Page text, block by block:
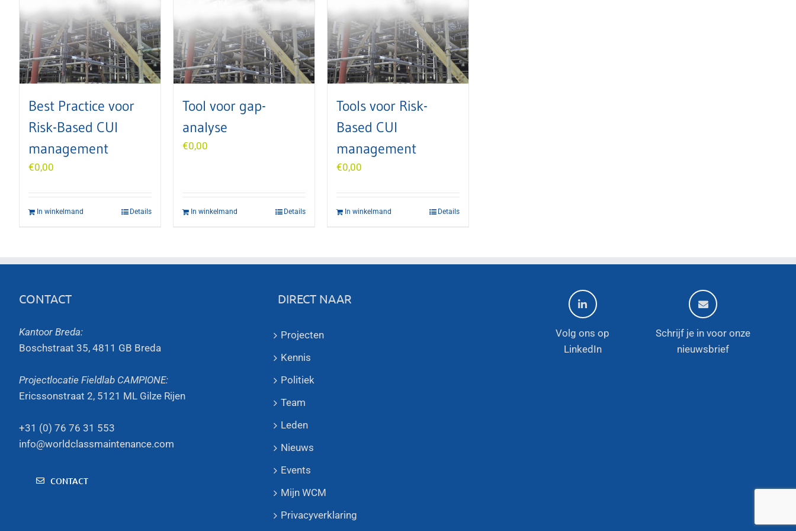
Best Practice voor
Risk-Based CUI
management
€0,00
In winkelmand Details
Tool voor gap-
analyse
€0,00
In winkelmand Details
Tools voor Risk-
Based CUI
management
€0,00
In winkelmand Details
CONTACT
Kantoor Breda:
Boschstraat 35, 4811 GB Breda
Projectlocatie Fieldlab CAMPIONE:
Ericssonstraat 2, 5121 ML Gilze Rijen
+31 (0) 76 76 31 553
info@worldclassmaintenance.com
CONTACT
DIRECT NAAR
Projecten
Kennis
Politiek
Team
Leden
Nieuws
Events
Mijn WCM
Privacyverklaring
Volg ons op
LinkedIn
Schrijf je in voor onze
nieuwsbrief